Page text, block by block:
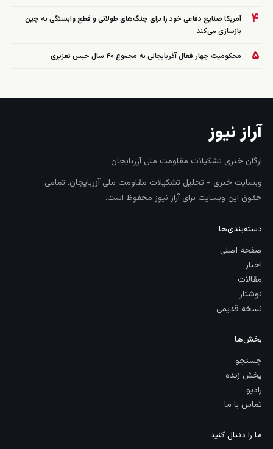
۴
آمریکا صنایع دفاعی خود را برای جنگ‌های طولانی و قطع وابستگی به چین
بازسازی می‌کند
۵ محکومیت چهار فعال آذربایجانی به مجموع ۴۰ سال حبس تعزیری
آراز نیوز
ارگان خبری تشکیلات مقاومت ملی آزربایجان
وبسایت خبری - تحلیل تشکیلات مقاومت ملی آزربایجان. تمامی
حقوق این وبسایت برای آراز نیوز محفوظ است.
دسته‌بندی‌ها
صفحه اصلی
اخبار
مقالات
نوشتار
نسخه قدیمی
بخش‌ها
جستجو
پخش زنده
رادیو
تماس با ما
ما را دنبال کنید